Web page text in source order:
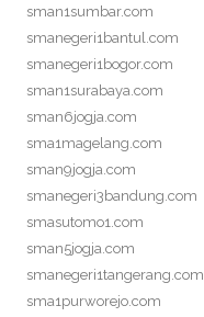
sman1sumbar.com
smanegeri1bantul.com
smanegeri1bogor.com
sman1surabaya.com
sman6jogja.com
sma1magelang.com
sman9jogja.com
smanegeri3bandung.com
smasutomo1.com
sman5jogja.com
smanegeri1tangerang.com
sma1purworejo.com